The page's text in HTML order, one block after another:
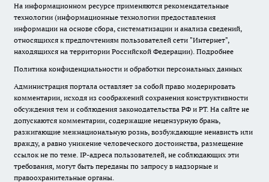
На информационном ресурсе применяются рекомендательные
технологии (информационные технологии предоставления
информации на основе сбора, систематизации и анализа сведений,
относящихся к предпочтениям пользователей сети "Интернет",
находящихся на территории Российской Федерации). Подробнее
Политика конфиденциальности и обработки персональных данных
Администрация портала оставляет за собой право модерировать
комментарии, исходя из соображений сохранения конструктивности
обсуждения тем и соблюдения законодательства РФ и РТ. На сайте не
допускаются комментарии, содержащие нецензурную брань,
разжигающие межнациональную рознь, возбуждающие ненависть или
вражду, а равно унижение человеческого достоинства, размещение
ссылок не по теме. IP-адреса пользователей, не соблюдающих эти
требования, могут быть переданы по запросу в надзорные и
правоохранительные органы.